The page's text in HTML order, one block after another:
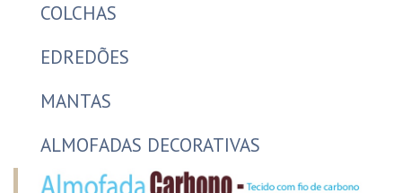
COLCHAS
EDREDÕES
MANTAS
ALMOFADAS DECORATIVAS